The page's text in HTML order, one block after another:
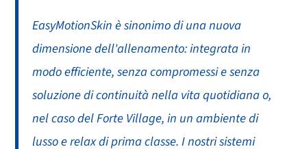
EasyMotionSkin è sinonimo di una nuova
dimensione dell'allenamento: integrata in
modo efficiente, senza compromessi e senza
soluzione di continuità nella vita quotidiana o,
nel caso del Forte Village, in un ambiente di
lusso e relax di prima classe. I nostri sistemi